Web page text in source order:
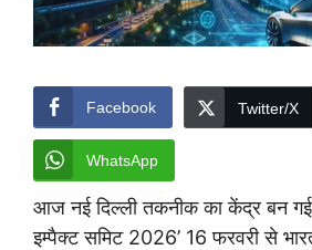
Facebook Twitter/X
WhatsApp
आज नई दिल्ली तकनीक का केंद्र बन गई
इम्पैक्ट समिट 2026’ 16 फरवरी से